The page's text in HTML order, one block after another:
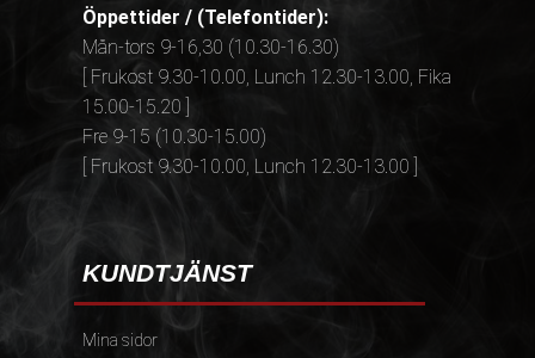
Öppettider / (Telefontider):
Mån-tors 9-16,30 (10.30-16.30)
[ Frukost 9.30-10.00, Lunch 12.30-13.00, Fika
15.00-15.20 ]
Fre 9-15 (10.30-15.00)
[ Frukost 9.30-10.00, Lunch 12.30-13.00 ]
KUNDTJÄNST
Mina sidor